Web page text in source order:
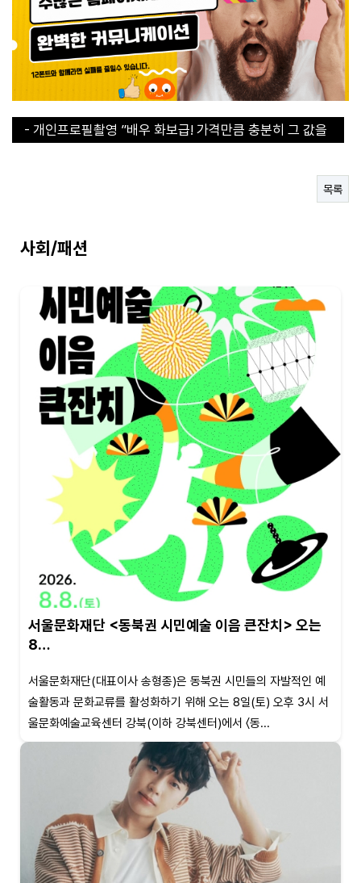
- 개인프로필촬영 ”배우 화보급! 가격만큼 충분히 그 값을
합니다“
- 개인프로필촬영 ”배우 화보급! 가격만큼 충분히 그 값을
목록
사회/패션
서울문화재단 <동북권 시민예술 이음 큰잔치> 오는
8…
서울문화재단(대표이사 송형종)은 동북권 시민들의 자발적인 예
술활동과 문화교류를 활성화하기 위해 오는 8일(토) 오후 3시 서
울문화예술교육센터 강북(이하 강북센터)에서 〈동...